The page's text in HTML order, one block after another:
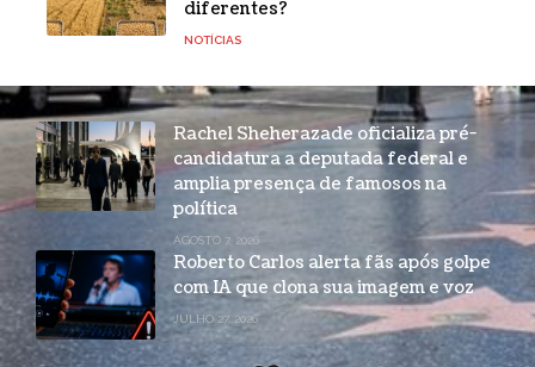
diferentes?
NOTÍCIAS
Rachel Sheherazade oficializa pré-
candidatura a deputada federal e
amplia presença de famosos na
política
AGOSTO 7, 2026
Roberto Carlos alerta fãs após golpe
com IA que clona sua imagem e voz
JULHO 27, 2026